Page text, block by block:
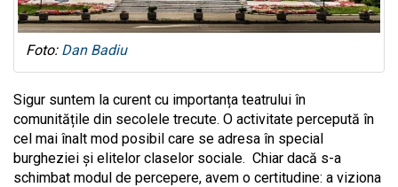
Foto: Dan Badiu
Sigur suntem la curent cu importanța teatrului în
comunitățile din secolele trecute. O activitate percepută în
cel mai înalt mod posibil care se adresa în special
burgheziei și elitelor claselor sociale. Chiar dacă s-a
schimbat modul de percepere, avem o certitudine: a viziona